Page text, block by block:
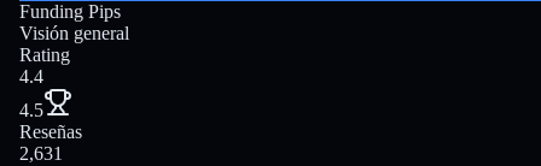
Funding Pips
Visión general
Rating
4.4
4.5
Reseñas
2,631